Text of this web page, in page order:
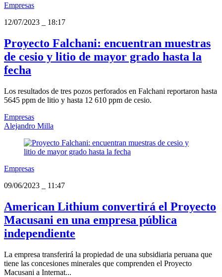
Empresas
12/07/2023
18:17
Proyecto Falchani: encuentran muestras
de cesio y litio de mayor grado hasta la
fecha
Los resultados de tres pozos perforados en Falchani reportaron hasta
5645 ppm de litio y hasta 12 610 ppm de cesio.
Empresas
Alejandro Milla
Empresas
09/06/2023
11:47
American Lithium convertirá el Proyecto
Macusani en una empresa pública
independiente
La empresa transferirá la propiedad de una subsidiaria peruana que
tiene las concesiones minerales que comprenden el Proyecto
Macusani a Internat...